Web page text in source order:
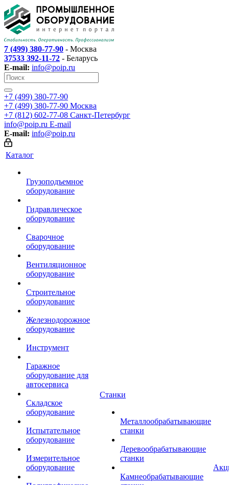
7 (499) 380-77-90 - Москва
37533 392-11-72 - Беларусь
E-mail: info@poip.ru
+7 (499) 380-77-90
+7 (499) 380-77-90 Москва
+7 (812) 602-77-08 Санкт-Петербург
info@poip.ru E-mail
E-mail: info@poip.ru
Каталог
Грузоподъемное
оборудование
Гидравлическое
оборудование
Сварочное
оборудование
Вентиляционное
оборудование
Строительное
оборудование
Железнодорожное
оборудование
Инструмент
Гаражное
оборудование для
автосервиса
Складское
оборудование
Испытательное
оборудование
Измерительное
оборудование
Станки
Металлообрабатывающие
станки
Деревообрабатывающие
станки
Камнеобрабатывающие